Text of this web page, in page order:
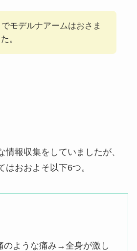
モデルナアームはおさま
。
情報収集をしていましたが、
はおおよそ以下6つ。
のような痛み→全身が激し